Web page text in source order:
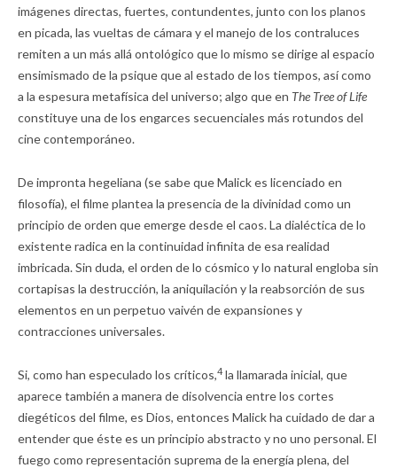
imágenes directas, fuertes, contundentes, junto con los planos
en picada, las vueltas de cámara y el manejo de los contraluces
remiten a un más allá ontológico que lo mismo se dirige al espacio
ensimismado de la psique que al estado de los tiempos, así como
a la espesura metafísica del universo; algo que en The Tree of Life
constituye una de los engarces secuenciales más rotundos del
cine contemporáneo.
De impronta hegeliana (se sabe que Malick es licenciado en
filosofía), el filme plantea la presencia de la divinidad como un
principio de orden que emerge desde el caos. La dialéctica de lo
existente radica en la continuidad infinita de esa realidad
imbricada. Sin duda, el orden de lo cósmico y lo natural engloba sin
cortapisas la destrucción, la aniquilación y la reabsorción de sus
elementos en un perpetuo vaivén de expansiones y
contracciones universales.
Si, como han especulado los críticos,4 la llamarada inicial, que
aparece también a manera de disolvencia entre los cortes
diegéticos del filme, es Dios, entonces Malick ha cuidado de dar a
entender que éste es un principio abstracto y no uno personal. El
fuego como representación suprema de la energía plena, del